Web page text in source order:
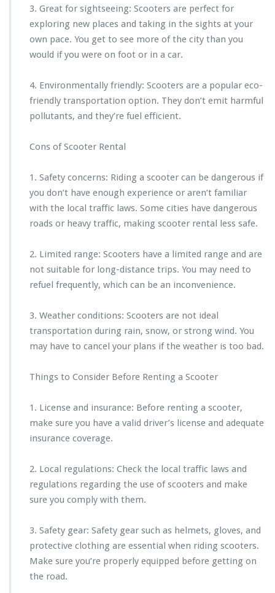
3. Great for sightseeing: Scooters are perfect for
exploring new places and taking in the sights at your
own pace. You get to see more of the city than you
would if you were on foot or in a car.
4. Environmentally friendly: Scooters are a popular eco-
friendly transportation option. They don’t emit harmful
pollutants, and they’re fuel efficient.
Cons of Scooter Rental
1. Safety concerns: Riding a scooter can be dangerous if
you don’t have enough experience or aren’t familiar
with the local traffic laws. Some cities have dangerous
roads or heavy traffic, making scooter rental less safe.
2. Limited range: Scooters have a limited range and are
not suitable for long-distance trips. You may need to
refuel frequently, which can be an inconvenience.
3. Weather conditions: Scooters are not ideal
transportation during rain, snow, or strong wind. You
may have to cancel your plans if the weather is too bad.
Things to Consider Before Renting a Scooter
1. License and insurance: Before renting a scooter,
make sure you have a valid driver’s license and adequate
insurance coverage.
2. Local regulations: Check the local traffic laws and
regulations regarding the use of scooters and make
sure you comply with them.
3. Safety gear: Safety gear such as helmets, gloves, and
protective clothing are essential when riding scooters.
Make sure you’re properly equipped before getting on
the road.